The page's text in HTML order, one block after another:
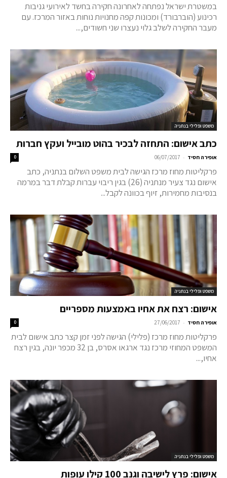
במשטרת ישראל נפתחה לאחרונה חקירה בחשד לאירועי גניבות
רכינוע (הוברבורד) ומכונות קפה מחנויות נוחות באזור המרכז. עם
מעבר החקירה לשלב גלוי נעצרו שני חשודים,...
משפט ופלילי בנתניה
כתב אישום: התחזה לבכיר בהוט מובייל ועקץ חברות
אופירה חסיד -
06/07/2017
0
פרקליטות מחוז מרכז הגישה לבית משפט השלום בנתניה, כתב
אישום נגד צעיר מנתניה (26) בגין ריבוי עברות קבלת דבר במרמה
בנסיבות מחמירות, זיוף בכוונה לקבל...
משפט ופלילי בנתניה
אישום: רצח את אחיו באמצעות מספריים
אופירה חסיד -
27/06/2017
0
פרקליטות מחוז מרכז (פלילי) הגישה לפני זמן קצר כתב אישום לבית
המשפט המחוזי מרכז נגד ארגאו אסרס, בן 32 מכפר יונה, בגין רצח
אחיו,...
משפט ופלילי בנתניה
אישום: פרץ לישיבה וגנב 100 קילו עופות